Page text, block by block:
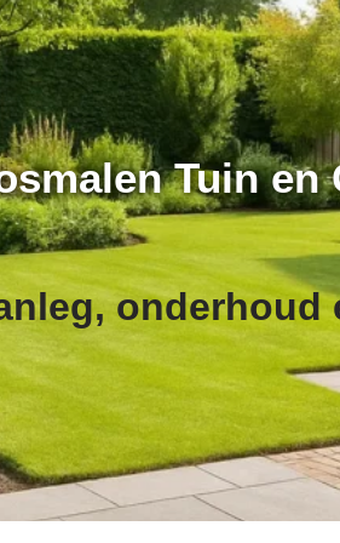
Tuin en
onderhoud